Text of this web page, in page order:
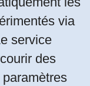
via
service
des